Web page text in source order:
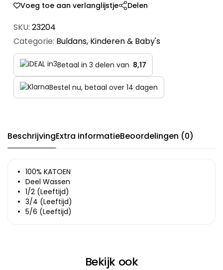
Voeg toe aan verlanglijstje Delen
SKU: 23204
Categorie: Buldans, Kinderen & Baby's
Betaal in 3 delen van 8,17
Bestel nu, betaal over 14 dagen
BeschrijvingExtra informatieBeoordelingen (0)
100% KATOEN
Deel Wassen
1/2 (Leeftijd)
3/4 (Leeftijd)
5/6 (Leeftijd)
Bekijk ook